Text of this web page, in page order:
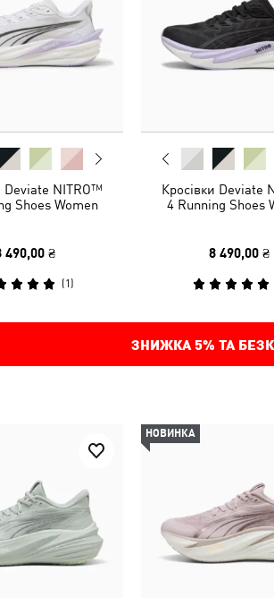
Deviate NITRO™
Shoes Women
490,00 ₴
(1 )
Кросівки Deviate
4 Running Shoes
8 490,00 ₴
ЗНИЖКА 5% ТА
НОВИНКА